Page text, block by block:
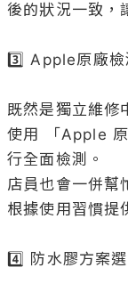
後的狀況一致，
3️⃣ Apple原廠
既然是獨立維修
使用 「Apple
行全面檢測。
店員也會一併幫
根據使用習慣提
4️⃣ 防水膠方案